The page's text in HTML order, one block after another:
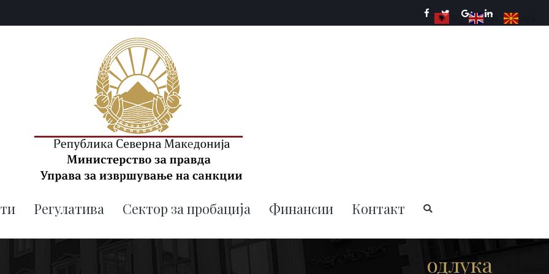
Регулатива Сектор за пробација Финансии Контакт
одлука
SQ EN